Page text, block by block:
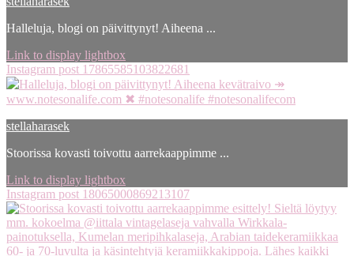
Halleluja, blogi on päivittynyt! Aiheena ...
Link to display lightbox
Instagram post 17865585103822681
stellaharasek
Stoorissa kovasti toivottu aarrekaappimme ...
Link to display lightbox
Instagram post 18065000869213107